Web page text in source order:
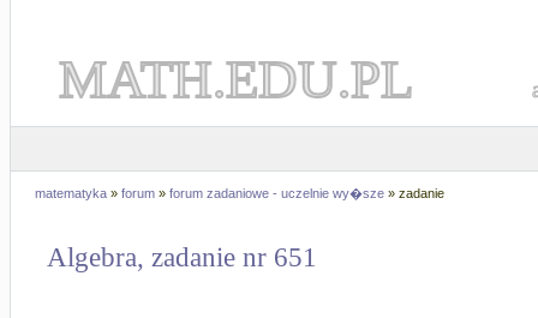
MATH.EDU.PL
matematyka » forum » forum zadaniowe - uczelnie wy�sze » zadanie
Algebra, zadanie nr 651